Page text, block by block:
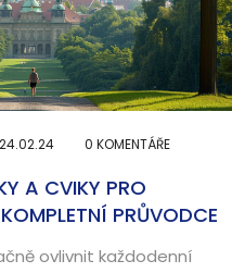
24.02.24 0 KOMENTÁŘE
A CVIKY PRO
PRŮVODCE
ovlivnit každodenní